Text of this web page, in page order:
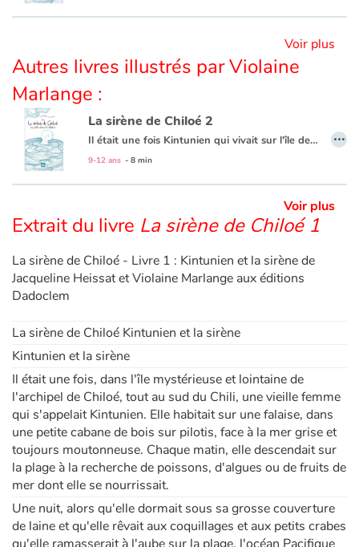
Accueil
Écoles
Médiathèques
Vidéos & Tutoriaux
Blog
Actualités
Rencontres et témoignages
Contes d'ici et d'ailleurs
Autour de la lecture
Apprendre à lire
Livre audio
Voir plus
Autres livres illustrés par Violaine
Marlange :
La sirène de Chiloé 2
Il était une fois Kintunien qui vivait sur l'île de Chiloé, au bord d'une falaise... Il était une fois l'histoire d'amour d'un albatros et d'une petite sirène... Transmises de génération en génération, les légendes du peuple Mapuche ont traversé le temps pour parvenir jusqu'à nous, unissant le merveilleux et la poésie.
9-12 ans - 8 min
…
Voir plus
Extrait du livre La sirène de Chiloé 1
La sirène de Chiloé - Livre 1 : Kintunien et la sirène de
Jacqueline Heissat et Violaine Marlange aux éditions
Dadoclem
La sirène de Chiloé Kintunien et la sirène
Kintunien et la sirène
Il était une fois, dans l'île mystérieuse et lointaine de
l'archipel de Chiloé, tout au sud du Chili, une vieille femme
qui s'appelait Kintunien. Elle habitait sur une falaise, dans
une petite cabane de bois sur pilotis, face à la mer grise et
toujours moutonneuse. Chaque matin, elle descendait sur
la plage à la recherche de poissons, d'algues ou de fruits de
mer dont elle se nourrissait.
Une nuit, alors qu'elle dormait sous sa grosse couverture
de laine et qu'elle rêvait aux coquillages et aux petits crabes